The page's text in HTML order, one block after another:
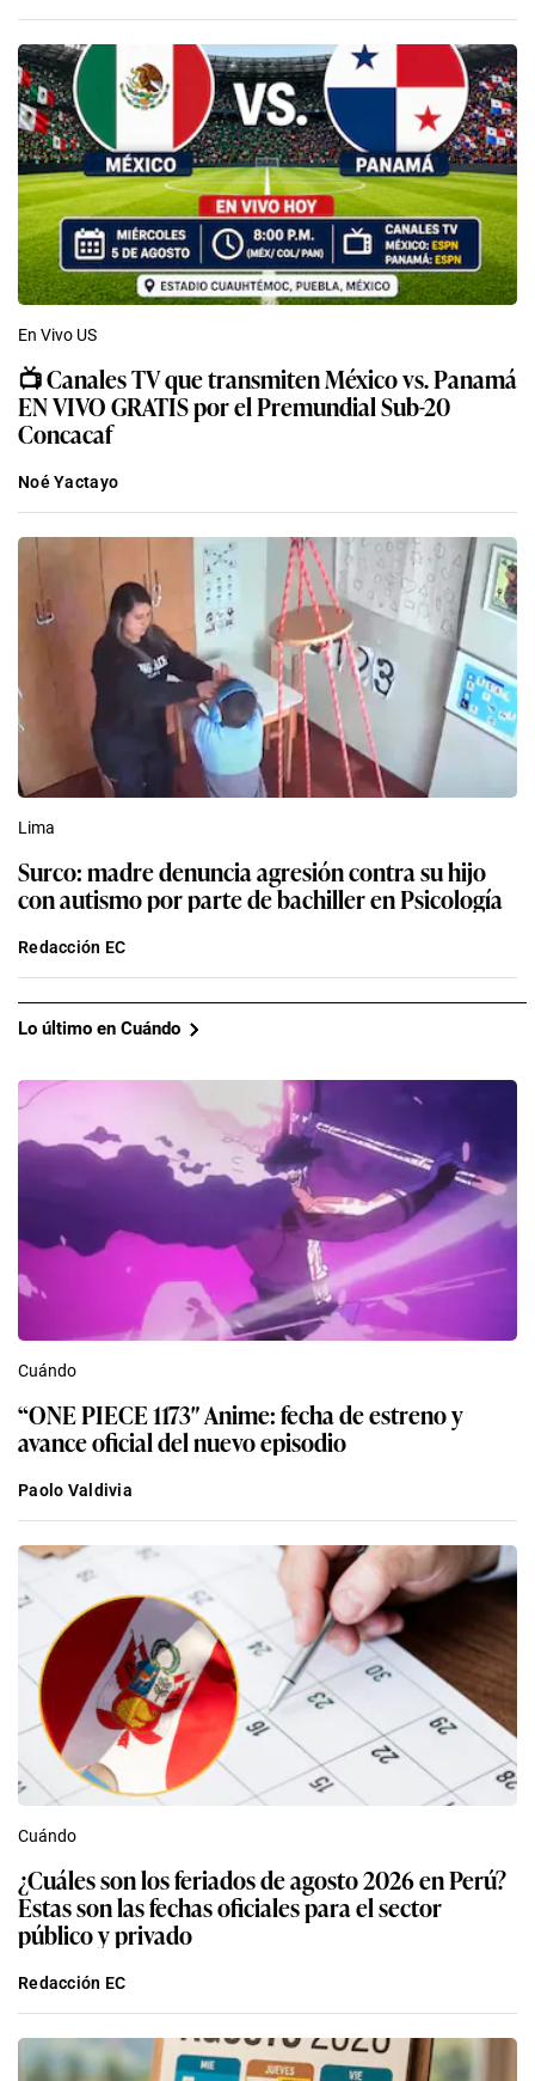
En Vivo US
📺 Canales TV que transmiten México vs. Panamá
EN VIVO GRATIS por el Premundial Sub-20
Concacaf
Noé Yactayo
Lima
Surco: madre denuncia agresión contra su hijo
con autismo por parte de bachiller en Psicología
Redacción EC
Lo último en Cuándo
Cuándo
“ONE PIECE 1173″ Anime: fecha de estreno y
avance oficial del nuevo episodio
Paolo Valdivia
Cuándo
¿Cuáles son los feriados de agosto 2026 en Perú?
Estas son las fechas oficiales para el sector
público y privado
Redacción EC